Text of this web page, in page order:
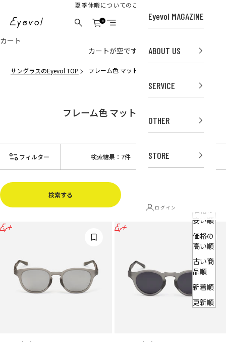
夏季休暇についてのご案内
Eyevol Online Store検索 カート
0
メニュー
Eyevol MAGAZINE
ABOUT US
SERVICE
OTHER
STORE
ログイン
カート
カートが空です
サングラスのEyevol TOP フレーム色 マットグレー
フレーム色 マットグレー
フィルター 検索結果：7件
並び替
え
オスス
アルフ
価格の
安い順
価格の
高い順
古い商
品順
新着順
更新順
検索する